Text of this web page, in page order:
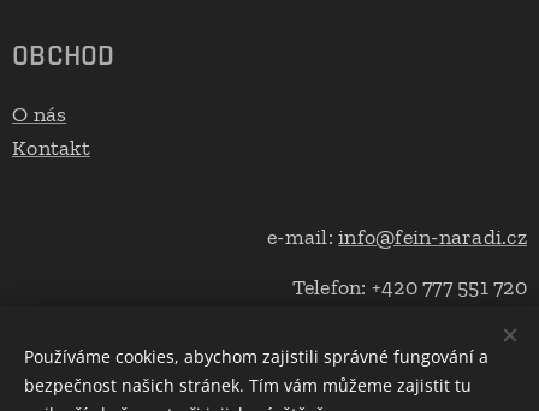
OBCHOD
O nás
Kontakt
e-mail:info@fein-naradi.cz
Telefon: +420 777 551 720
Cookies
Používáme cookies, abychom zajistili správné fungování a
bezpečnost našich stránek. Tím vám můžeme zajistit tu